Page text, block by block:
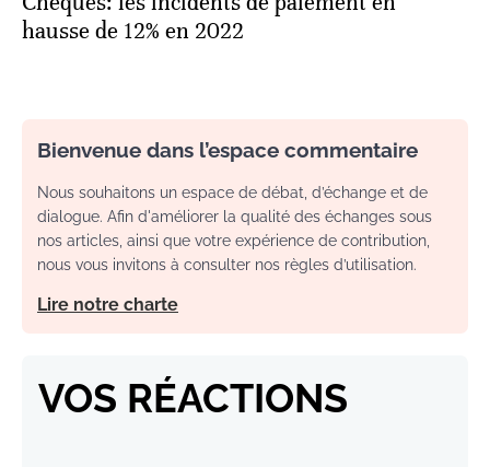
hausse de 12% en 2022
Bienvenue dans l’espace commentaire
Nous souhaitons un espace de débat, d’échange et de
dialogue. Afin d'améliorer la qualité des échanges sous
nos articles, ainsi que votre expérience de contribution,
nous vous invitons à consulter nos règles d’utilisation.
Lire notre charte
VOS RÉACTIONS